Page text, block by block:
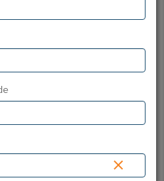
×
, Faculdade de Medicina